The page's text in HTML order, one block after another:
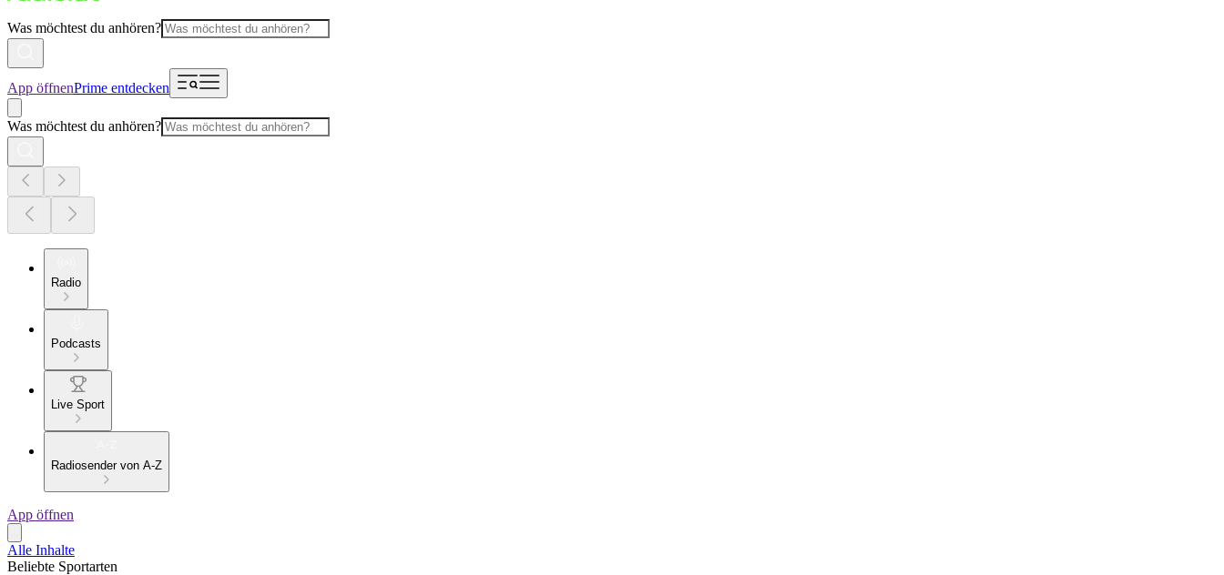
Was möchtest du anhören?
App öffnenPrime entdecken
Was möchtest du anhören?
Radio
Podcasts
Live Sport
Radiosender von A-Z
App öffnen
Alle Inhalte
Beliebte Sportarten